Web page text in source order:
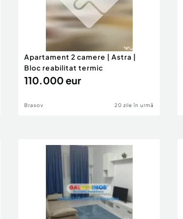
Apartament 2 camere | Astra |
Bloc reabilitat termic
110.000 eur
Brasov 20 zile în urmă